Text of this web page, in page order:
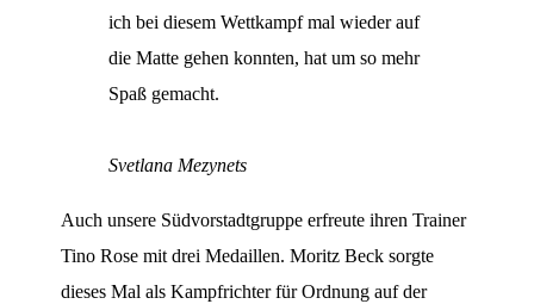
ich bei diesem Wettkampf mal wieder auf
die Matte gehen konnten, hat um so mehr
Spaß gemacht.
Svetlana Mezynets
Auch unsere Südvorstadtgruppe erfreute ihren Trainer
Tino Rose mit drei Medaillen. Moritz Beck sorgte
dieses Mal als Kampfrichter für Ordnung auf der